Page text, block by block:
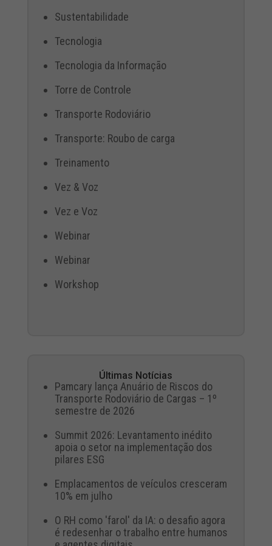
Sustentabilidade
Tecnologia
Tecnologia da Informação
Torre de Controle
Transporte Rodoviário
Transporte: Roubo de carga
Treinamento
Vez & Voz
Vez e Voz
Webinar
Webinar
Workshop
Últimas Notícias
Pamcary lança Anuário de Riscos do
Transporte Rodoviário de Cargas – 1º
semestre de 2026
Summit 2026: Levantamento inédito
apoia o setor na implementação dos
pilares ESG
Emplacamentos de veículos cresceram
10% em julho
O RH como 'farol' da IA: o desafio agora
é redesenhar o trabalho entre humanos